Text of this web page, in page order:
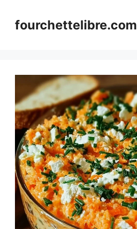
contentfourchettelibre.com